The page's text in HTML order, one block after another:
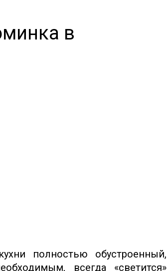
в
полностью обустроенный,
всегда «светится»